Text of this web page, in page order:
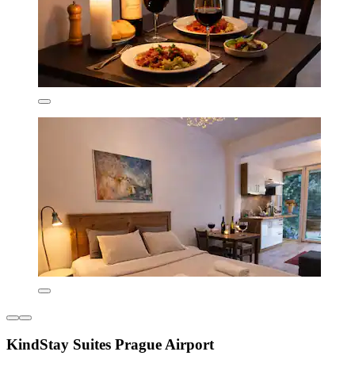
KindStay Suites Prague Airport